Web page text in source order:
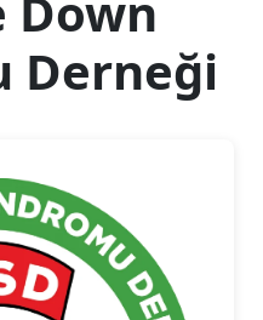
Derneği